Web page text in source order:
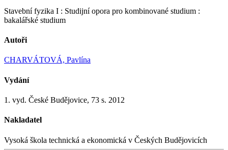
Stavební fyzika I : Studijní opora pro kombinované studium :
bakalářské studium
Autoři
CHARVÁTOVÁ, Pavlína
Vydání
1. vyd. České Budějovice, 73 s. 2012
Nakladatel
Vysoká škola technická a ekonomická v Českých Budějovicích